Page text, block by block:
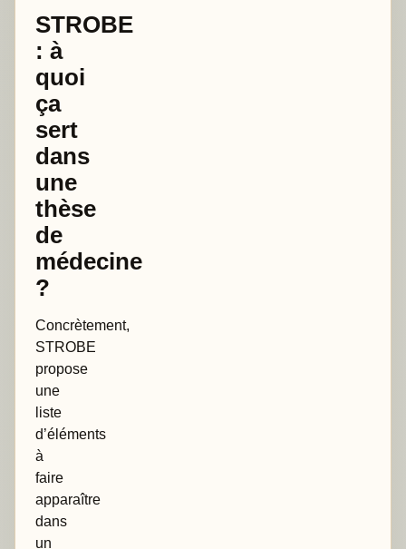
STROBE
: à
quoi
ça
sert
dans
une
thèse
de
médecine
?
Concrètement,
STROBE
propose
une
liste
d’éléments
à
faire
apparaître
dans
un